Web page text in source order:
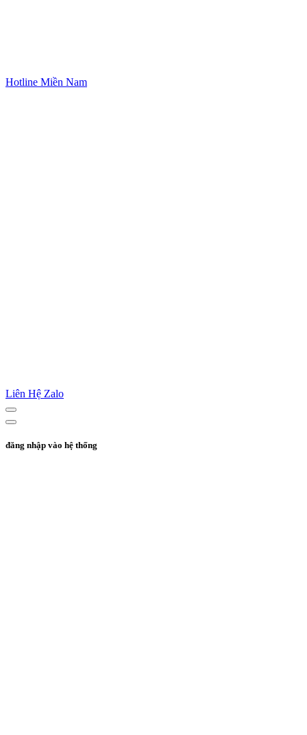
Hotline Miền Nam
Liên Hệ Zalo
đăng nhập vào hệ thống